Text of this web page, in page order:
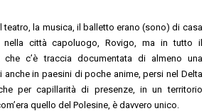
teatro, la musica, il balletto erano (sono) di casa
nella città capoluogo, Rovigo, ma in tutto il
che c’è traccia documentata di almeno una
anche in paesini di poche anime, persi nel Delta
per capillarità di presenze, in un territorio
quello del Polesine, è davvero unico.